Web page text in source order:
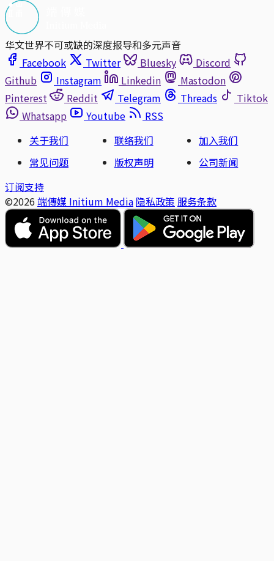
华文世界不可或缺的深度报导和多元声音
Facebook
Twitter Bluesky
Discord
Github
Instagram Linkedin
Mastodon
Pinterest
Reddit Telegram Threads
Tiktok
Whatsapp
Youtube
RSS
关于我们
联络我们
加入我们
常见问题
版权声明
公司新闻
订阅支持
©2026 端傳媒 Initium Media 隐私政策 服务条款